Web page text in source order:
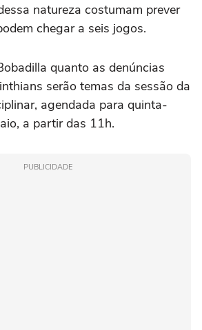
natureza costumam prever
chegar a seis jogos.
quanto as denúncias
serão temas da sessão da
agendada para quinta-
a partir das 11h.
PUBLICIDADE